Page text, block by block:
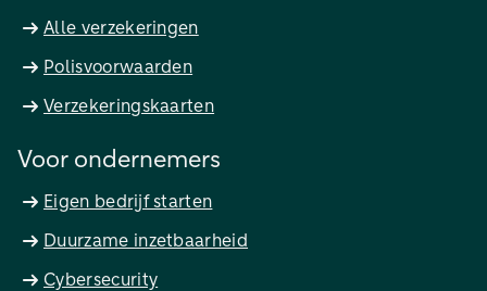
Alle verzekeringen
Polisvoorwaarden
Verzekeringskaarten
Voor ondernemers
Eigen bedrijf starten
Duurzame inzetbaarheid
Cybersecurity